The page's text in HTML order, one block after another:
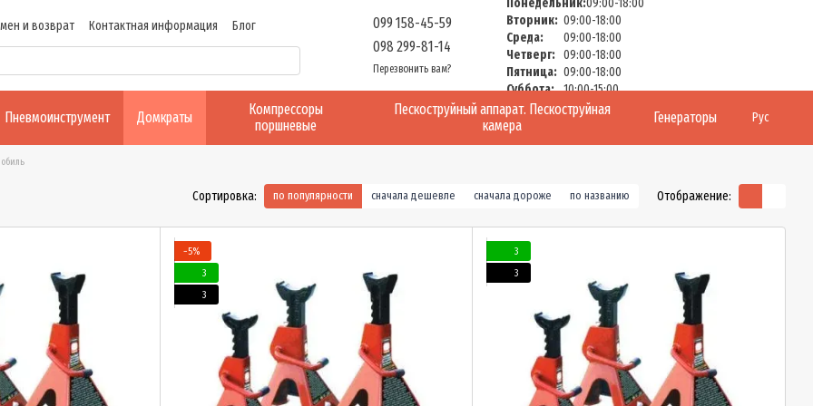
и возврат Контактная информация
Блог
099 158-45-59
098 299-81-14
Перезвонить вам?
Понедельник:09:00-18:00
Вторник: 09:00-18:00
Среда:
09:00-18:00
Четверг: 09:00-18:00
Пятница: 09:00-18:00
Суббота: 10:00-15:00
Воскресенье:Выходной
Пневмоинструмент Домкраты
Компрессоры
поршневые
Пескоструйный аппарат. Пескоструйная
камера
Генераторы Рус
Сортировка: по популярности сначала дешевле сначала дороже по названию Отображение:
−5%
3
3
3
3